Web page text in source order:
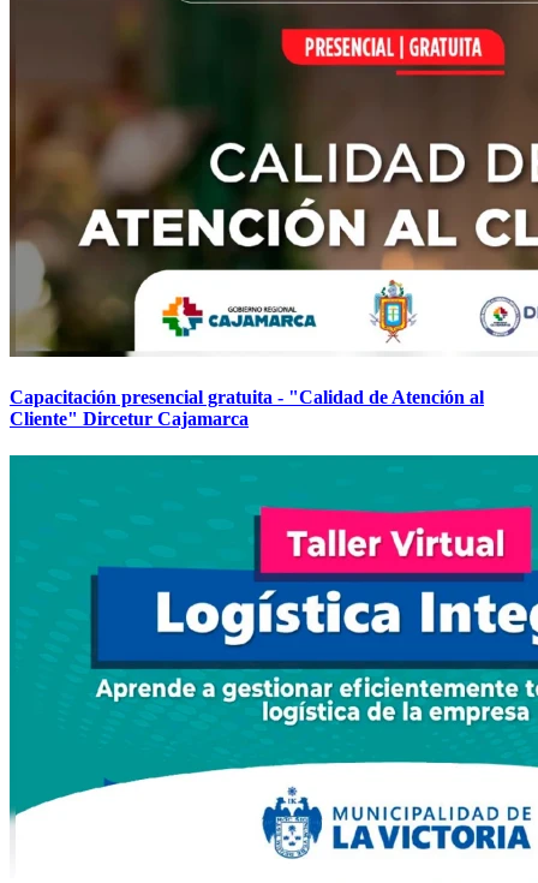
Capacitación presencial gratuita - "Calidad de Atención al
Cliente" Dircetur Cajamarca